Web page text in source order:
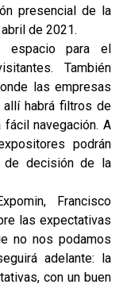
presencial de la
de 2021.
espacio para el
También
las empresas
habrá filtros de
fácil navegación. A
podrán
de decisión de la
Francisco
las expectativas
no nos podamos
adelante: la
con un buen